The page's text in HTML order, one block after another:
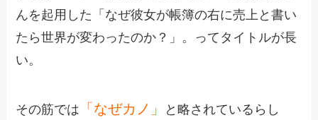
んを起用した「なぜ彼女が帳簿の右に売上と書い
たら世界が変わったのか？」。ってタイトルが長
い。
その筋では 「なぜカノ」
と略されているらし